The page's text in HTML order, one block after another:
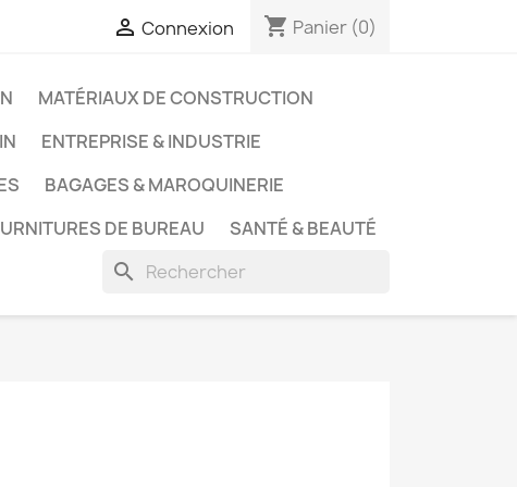
 Connexion shopping_cart Panier (0)
MATÉRIAUX DE CONSTRUCTION
ENTREPRISE & INDUSTRIE
BAGAGES & MAROQUINERIE
DE BUREAU SANTÉ & BEAUTÉ
search